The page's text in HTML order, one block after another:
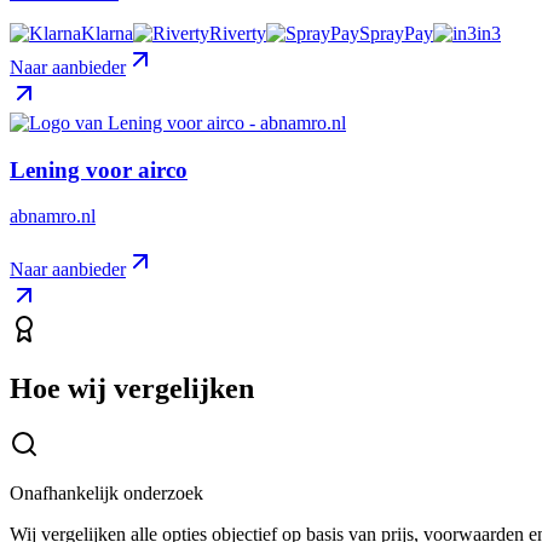
Klarna
Riverty SprayPay
in3
Naar aanbieder
Lening voor airco
abnamro.nl
Naar aanbieder
Hoe wij vergelijken
Onafhankelijk onderzoek
Wij vergelijken alle opties objectief op basis van prijs, voorwaarden